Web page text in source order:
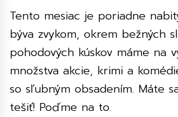
Tento mesiac je poriadne
býva zvykom, okrem bežných
pohodových kúskov máme na
množstva akcie, krimi a
so sľubným obsadením. Máte
tešiť! Poďme na to.